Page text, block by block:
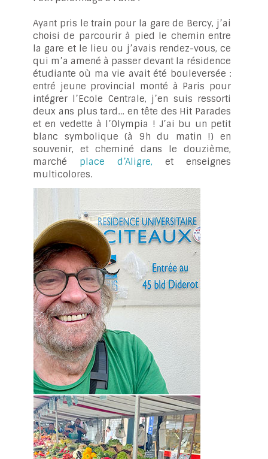
Ayant pris le train pour la gare de Bercy, j’ai
choisi de parcourir à pied le chemin entre
la gare et le lieu ou j’avais rendez-vous, ce
qui m’a amené à passer devant la résidence
étudiante où ma vie avait été bouleversée :
entré jeune provincial monté à Paris pour
intégrer l’Ecole Centrale, j’en suis ressorti
deux ans plus tard… en tête des Hit Parades
et en vedette à l’Olympia ! J’ai bu un petit
blanc symbolique (à 9h du matin !) en
souvenir, et cheminé dans le douzième,
marché place d’Aligre, et enseignes
multicolores.